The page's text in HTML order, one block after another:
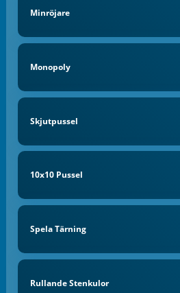
Minröjare
Monopoly
Skjutpussel
10x10 Pussel
Spela Tärning
Rullande Stenkulor